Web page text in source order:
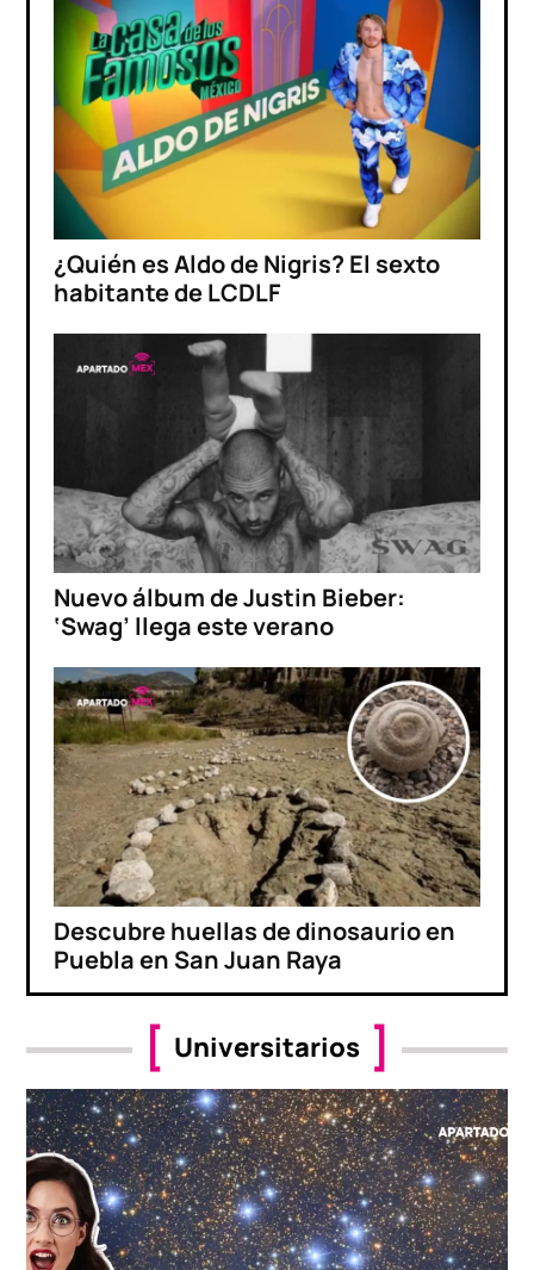
¿Quién es Aldo de Nigris? El sexto
habitante de LCDLF
Nuevo álbum de Justin Bieber:
‘Swag’ llega este verano
Descubre huellas de dinosaurio en
Puebla en San Juan Raya
Universitarios